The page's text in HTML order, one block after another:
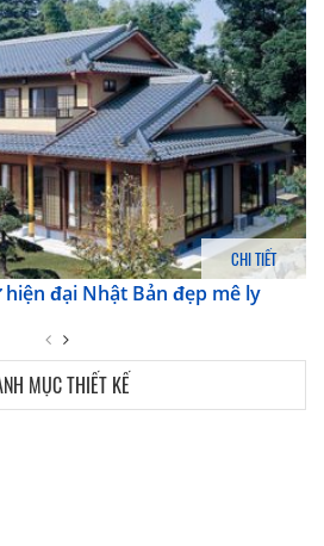
CHI TIẾT
hiện đại Nhật Bản đẹp mê ly
MỤC THIẾT KẾ